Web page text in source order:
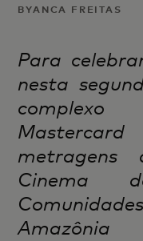
BYANCA FREITAS
Para
nesta
complexo
Cinema
Amazônia